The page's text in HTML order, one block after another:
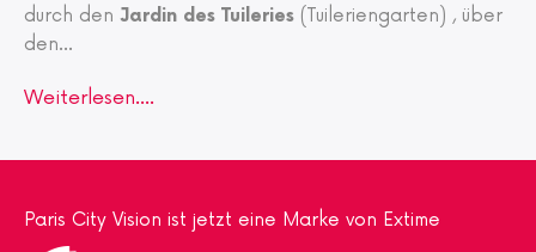
durch den Jardin des Tuileries (Tuileriengarten) , über
den...
Weiterlesen....
Paris City Vision ist jetzt eine Marke von Extime